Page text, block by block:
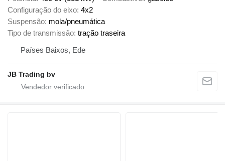
Configuração do eixo 4x2
Suspensão mola/pneumática
Tipo de transmissão tração traseira
Países Baixos, Ede
JB Trading bv